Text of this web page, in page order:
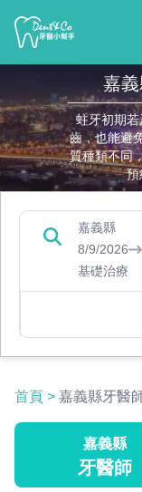
嘉
蛀牙初期
齒，也能避
質種類不同
預
嘉義縣
8/9/2026
基礎治療
首頁 > 嘉義縣牙醫
嘉義縣
牙醫師